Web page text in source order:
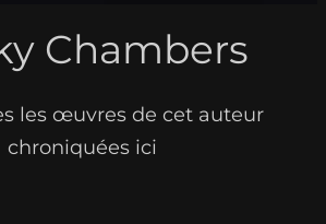
Chambers
les œuvres de cet auteur
chroniquées ici